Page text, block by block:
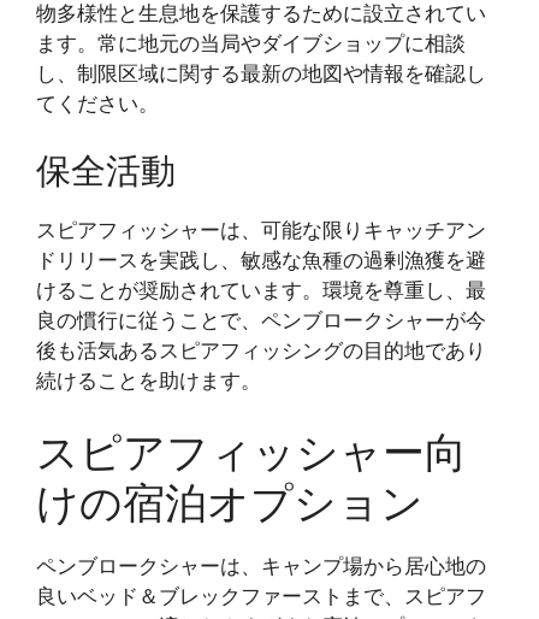
物多様性と生息地を保護するために設立されてい
ます。常に地元の当局やダイブショップに相談
し、制限区域に関する最新の地図や情報を確認し
てください。
保全活動
スピアフィッシャーは、可能な限りキャッチアン
ドリリースを実践し、敏感な魚種の過剰漁獲を避
けることが奨励されています。環境を尊重し、最
良の慣行に従うことで、ペンブロークシャーが今
後も活気あるスピアフィッシングの目的地であり
続けることを助けます。
スピアフィッシャー向
けの宿泊オプション
ペンブロークシャーは、キャンプ場から居心地の
良いベッド＆ブレックファーストまで、スピアフ